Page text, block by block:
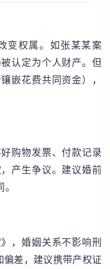
变权属。如张某某案
认定为个人财产。但
嵌花费共同资金），
购物发票、付款记录
产生争议。建议婚前
，婚姻关系不影响刑
差，建议携带产权证